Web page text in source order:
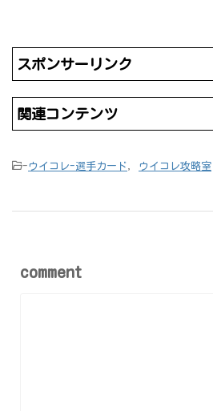
スポンサーリンク
関連コンテンツ
-ウイコレ-選手カード , ウイコレ攻略室
comment